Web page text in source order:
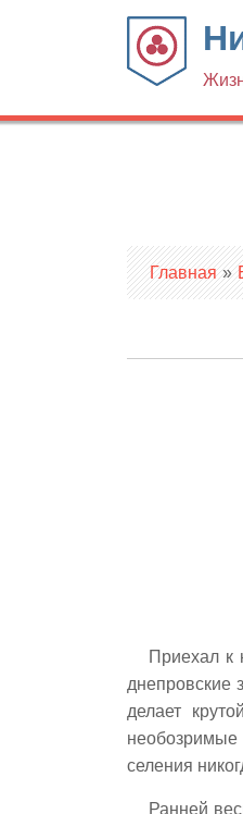
ВыГлавная »
Приехал к
днепровские
делает
необозримые
селения
Ранней